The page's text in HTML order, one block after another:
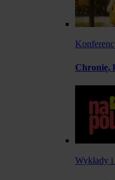
Chronię,
Wykłady